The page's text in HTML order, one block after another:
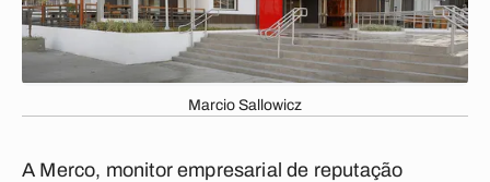
Marcio Sallowicz
A Merco, monitor empresarial de reputação